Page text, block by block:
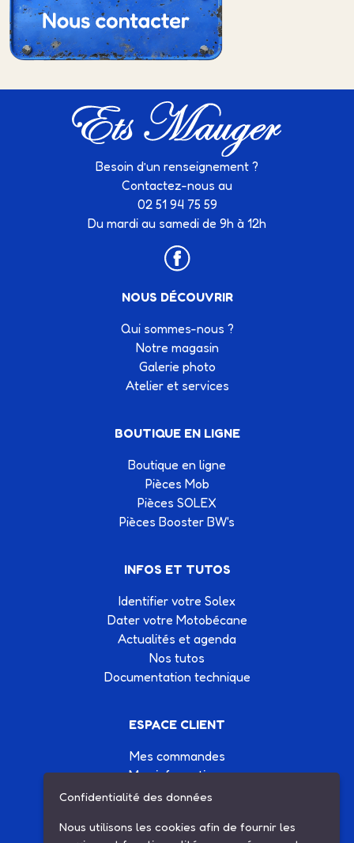
Besoin d’un renseignement ?
Contactez-nous au
02 51 94 75 59
Du mardi au samedi de 9h à 12h
NOUS DÉCOUVRIR
Qui sommes-nous ?
Notre magasin
Galerie photo
Atelier et services
BOUTIQUE EN LIGNE
Boutique en ligne
Pièces Mob
Pièces SOLEX
Pièces Booster BW's
INFOS ET TUTOS
Identifier votre Solex
Dater votre Motobécane
Actualités et agenda
Nos tutos
Documentation technique
ESPACE CLIENT
Mes commandes
Mes informations
Mes listes d'achats
Contactez-nous
Confidentialité des données
Nous utilisons les cookies afin de fournir les